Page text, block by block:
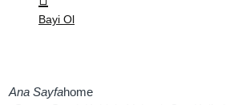
Bayi Ol
home